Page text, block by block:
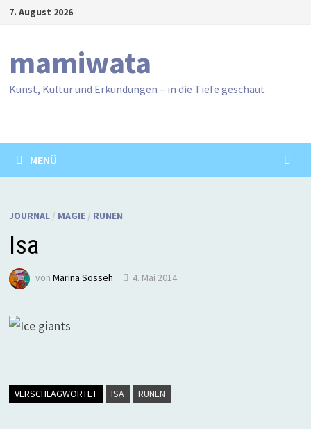
Zum7. August 2026
mamiwata
Kunst, Kultur und Erkundungen – in die Tiefe geschaut
MENÜ
JOURNAL/ MAGIE/ RUNEN
Isa
von Marina Sosseh 4. Mai 2014
VERSCHLAGWORTET ISA RUNEN